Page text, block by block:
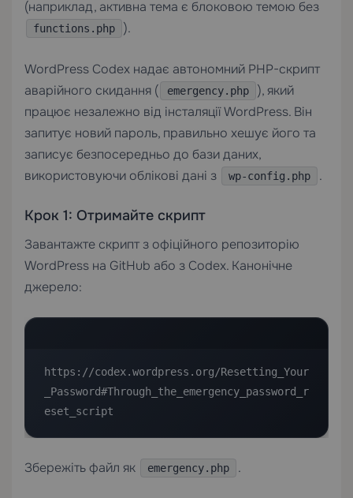
(наприклад, активна тема є блоковою темою без
functions.php ).
WordPress Codex надає автономний PHP-скрипт
аварійного скидання (
emergency.php
), який
працює незалежно від інсталяції WordPress. Він
запитує новий пароль, правильно хешує його та
записує безпосередньо до бази даних,
використовуючи облікові дані з
wp-config.php .
Крок 1: Отримайте скрипт
Завантажте скрипт з офіційного репозиторію
WordPress на GitHub або з Codex. Канонічне
джерело:
https://codex.wordpress.org/Resetting_Your
_Password#Through_the_emergency_password_r
eset_script
Збережіть файл як emergency.php .